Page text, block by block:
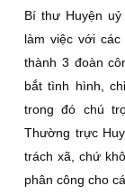
Bí thư Huyện
làm việc với
thành 3 đoàn
bắt tình hình,
trong đó chú
Thường trực
trách xã, chứ
phân công cho